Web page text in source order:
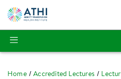
Home Accredited Lectures